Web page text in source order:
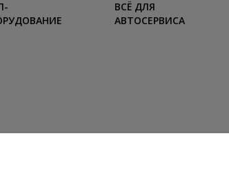
ВСЁ ДЛЯ
АВТОСЕРВИСА